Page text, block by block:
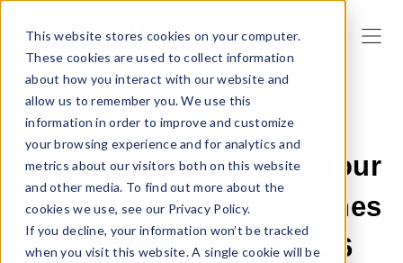
This website stores cookies on your computer.
These cookies are used to collect information
about how you interact with our website and
allow us to remember you. We use this
information in order to improve and customize
your browsing experience and for analytics and
metrics about our visitors both on this website
and other media. To find out more about the
cookies we use, see our Privacy Policy.
If you decline, your information won’t be tracked
when you visit this website. A single cookie will be
29 MAI 2026 09:00:03 |DROPSHIPPING
Jouets basés sur l'IA pour
le dropshipping : 4 niches
prometteuses en 2026